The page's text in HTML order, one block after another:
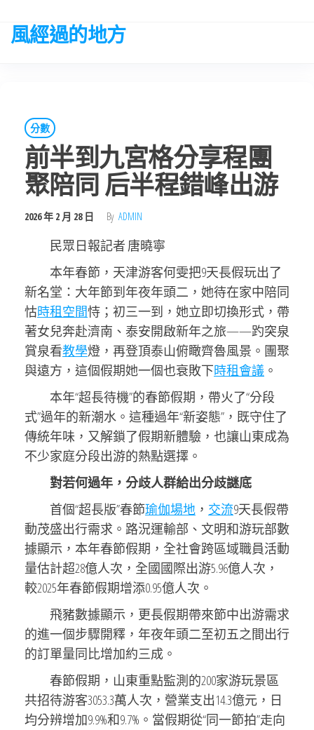
the
風經過的地方
分數
前半到九宮格分享程團
聚陪同 后半程錯峰出游
2026 年 2 月 28 日 By ADMIN
民眾日報記者 唐曉寧
本年春節，天津游客何雯把9天長假玩出了
新名堂：大年節到年夜年頭二，她待在家中陪同
怙時租空間恃；初三一到，她立即切換形式，帶
著女兒奔赴濟南、泰安開啟新年之旅——趵突泉
賞泉看教學燈，再登頂泰山俯瞰齊魯風景。團聚
與遠方，這個假期她一個也衰敗下時租會議 。
本年“超長待機”的春節假期，帶火了“分段
式”過年的新潮水。這種過年“新姿態”，既守住了
傳統年味，又解鎖了假期新體驗，也讓山東成為
不少家庭分段出游的熱點選擇。
對若何過年，分歧人群給出分歧謎底
首個“超長版”春節瑜伽場地 ， 交流9天長假帶
動茂盛出行需求。路況運輸部、文明和游玩部數
據顯示，本年春節假期，全社會跨區域職員活動
量估計超28億人次，全國國際出游5.96億人次，
較2025年春節假期增添0.95億人次。
飛豬數據顯示，更長假期帶來節中出游需求
的進一個步驟開釋，年夜年頭二至初五之間出行
的訂單量同比增加約三成。
春節假期，山東重點監測的200家游玩景區
共招待游客3053.3萬人次，營業支出14.3億元，日
均分辨增加9.9%和9.7%。當假期從“同一節拍”走向